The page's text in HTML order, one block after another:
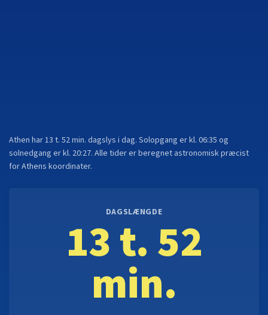
Athen har13 t. 52 min. dagslys i dag. Solopgang er kl. 06:35 og
solnedgang er kl. 20:27. Alle tider er beregnet astronomisk præcist
forAthens koordinater.
DAGSLÆNGDE
13 t. 52
min.